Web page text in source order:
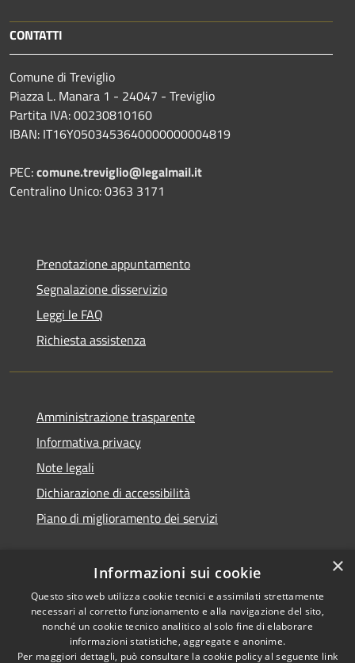
CONTATTI
Comune di Treviglio
Piazza L. Manara 1 - 24047 - Treviglio
Partita IVA: 00230810160
IBAN: IT16Y0503453640000000004819
PEC:comune.treviglio@legalmail.it
Centralino Unico: 0363 3171
Prenotazione appuntamento
Segnalazione disservizio
Leggi le FAQ
Richiesta assistenza
Amministrazione trasparente
Informativa privacy
Note legali
Dichiarazione di accessibilità
Piano di miglioramento dei servizi
RSS
Accessibilità
Privacy
Cookie
Copyright © 2026 • Comune di
Treviglio • Powered by
Municipium•Accesso
redazione
×
Informazioni sui cookie
Questo sito web utilizza cookie tecnici e assimilati strettamente
necessari al corretto funzionamento e alla navigazione del sito,
nonché un cookie tecnico analitico al solo fine di elaborare
informazioni statistiche, aggregate e anonime.
Per maggiori dettagli, può consultare la cookie policy al seguente link